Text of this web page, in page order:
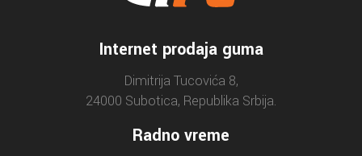
Internet prodaja guma
Dimitrija Tucovića 8,
24000 Subotica, Republika Srbija.
Radno vreme